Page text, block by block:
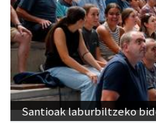
Santioak laburbiltzeko